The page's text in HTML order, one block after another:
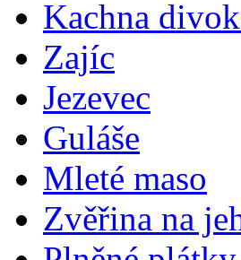
Kachna
Zajíc
Jezevec
Guláše
Mleté maso
Zvěřina na